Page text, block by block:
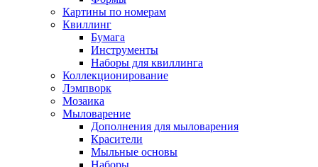
Картины по номерам
Квиллинг
Бумага
Инструменты
Наборы для квиллинга
Коллекционирование
Лэмпворк
Мозаика
Мыловарение
Дополнения для мыловарения
Красители
Мыльные основы
Наборы